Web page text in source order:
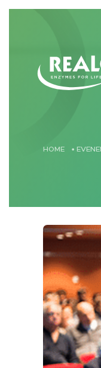
HOME •
Dit